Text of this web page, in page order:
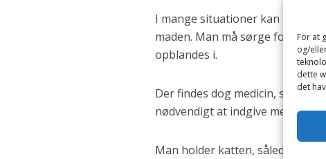
For at
og/
dette
det
I mange situationer kan man
maden. Man må sørge for, at
opblandes i.
Der findes dog medicin, som
nødvendigt at indgive medicinen
Man holder katten, således at